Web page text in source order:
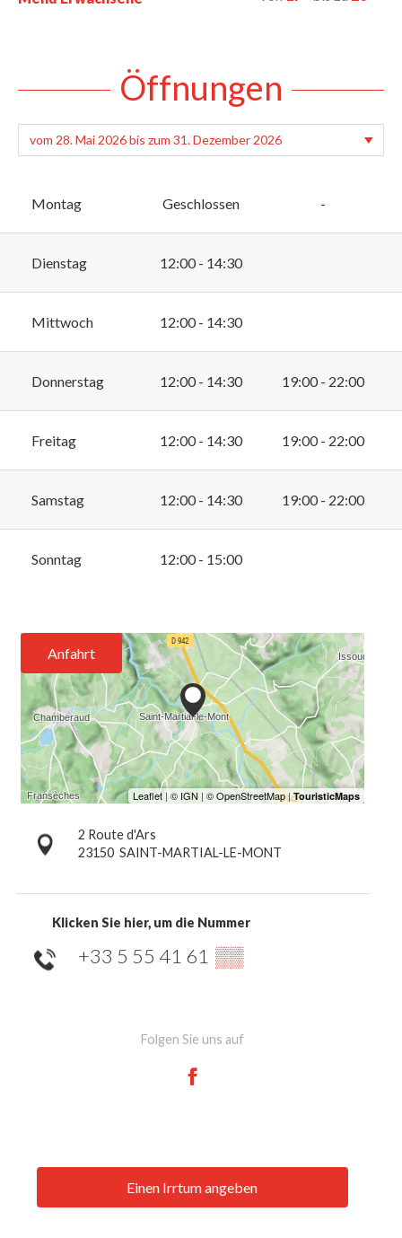
Öffnungen
Montag Geschlossen -
Dienstag 12:00 - 14:30
Mittwoch 12:00 - 14:30
Donnerstag 12:00 - 14:30 19:00 - 22:00
Freitag 12:00 - 14:30 19:00 - 22:00
Samstag 12:00 - 14:30 19:00 - 22:00
Sonntag 12:00 - 15:00
Anfahrt
2 Route d'Ars
23150 SAINT-MARTIAL-LE-MONT
Klicken Sie hier, um die Nummer
+33 5 55 41 61 ▒▒
Folgen Sie uns auf
Einen Irrtum angeben